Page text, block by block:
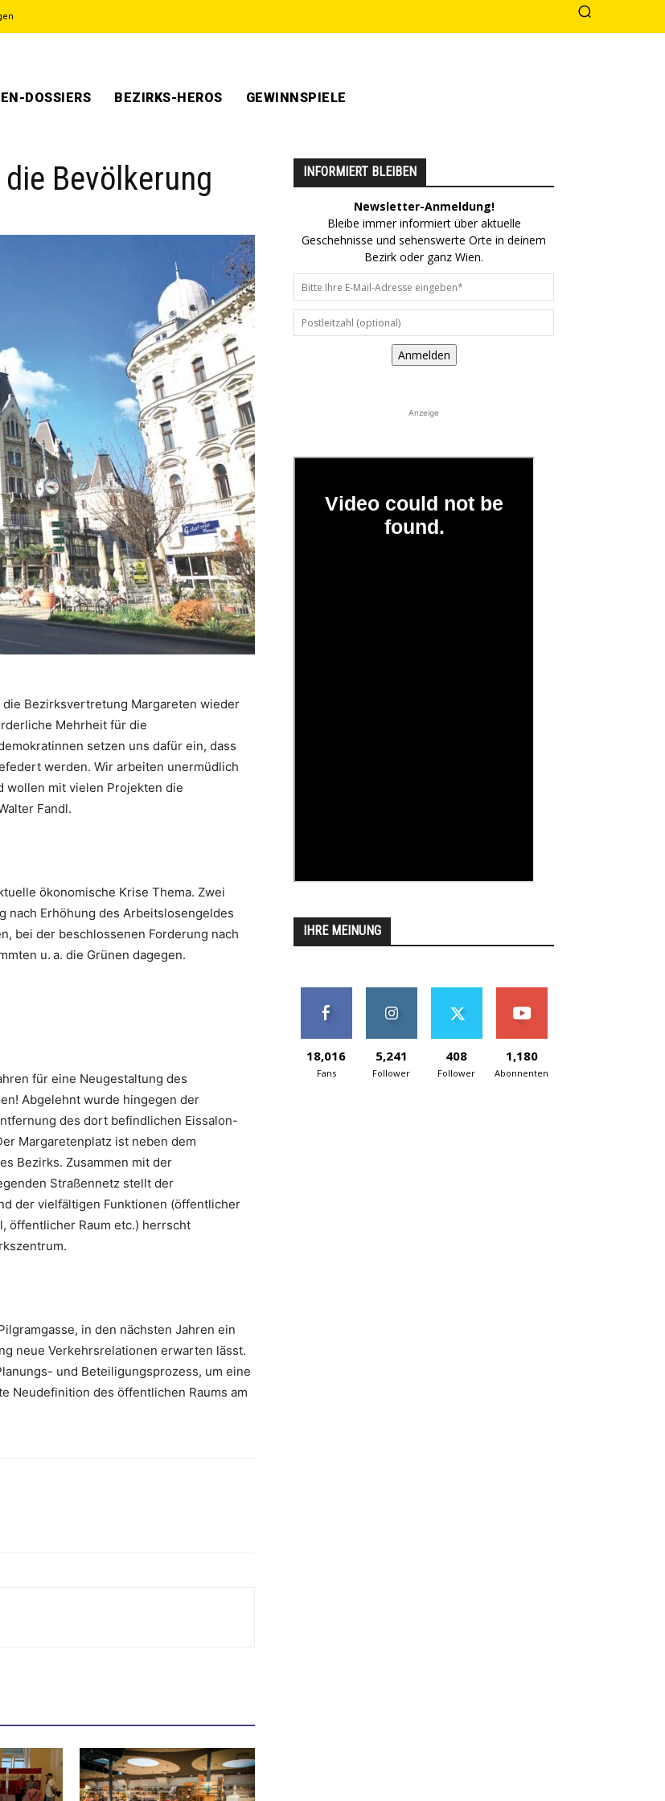
DOSSIERS BEZIRKS-HEROS GEWINNSPIELE
Bevölkerung
Bezirksvertretung Margareten wieder
Mehrheit für die
setzen uns dafür ein, dass
werden. Wir ­arbeiten unermüdlich
wollen mit vielen Projekten die
Fandl.
ökonomische Krise Thema. Zwei
nach ­Erhöhung des Arbeitslosengeldes
bei der beschlossenen Forderung nach
u. a. die Grünen dagegen.
für eine Neugestaltung des
Abgelehnt wurde hingegen der
des dort ­befindlichen Eissalon-
­Margaretenplatz ist neben dem
Bezirks. ­Zusammen mit der
Straßennetz stellt der
der vielfältigen Funk­tionen (öffentlicher
öffentlicher Raum etc.) herrscht
in den nächsten Jahren ein
neue Verkehrsrelationen erwarten lässt.
und Beteiligungsprozess, um eine
Neudefinition des öffentlichen Raums am
INFORMIERT BLEIBEN
Newsletter-Anmeldung!
Bleibe immer informiert über aktuelle
Geschehnisse und sehenswerte Orte in deinem
Bezirk oder ganz Wien.
Anmelden
Anzeige
IHRE MEINUNG
18,016
Fans
5,241
Follower
408
Follower
1,180
Abonnenten